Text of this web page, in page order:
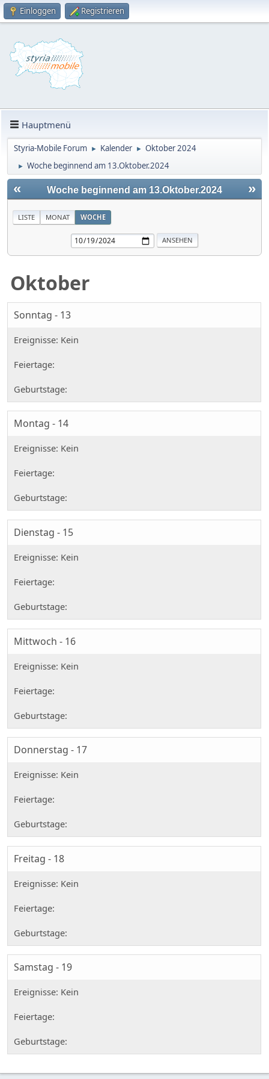
Einloggen Registrieren
Hauptmenü
Styria-Mobile Forum ► Kalender ► Oktober 2024
► Woche beginnend am 13.Oktober.2024
« »
Woche beginnend am 13.Oktober.2024
LISTE MONAT WOCHE
Oktober
Sonntag - 13
Montag - 14
Dienstag - 15
Mittwoch - 16
Donnerstag - 17
Freitag - 18
Samstag - 19